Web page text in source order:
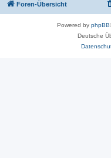
Foren-Übersicht
Powered by phpBB
Deutsche